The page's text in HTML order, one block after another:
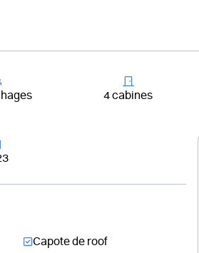
4 cabines
Capote de roof